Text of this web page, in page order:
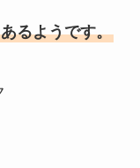
るようです。